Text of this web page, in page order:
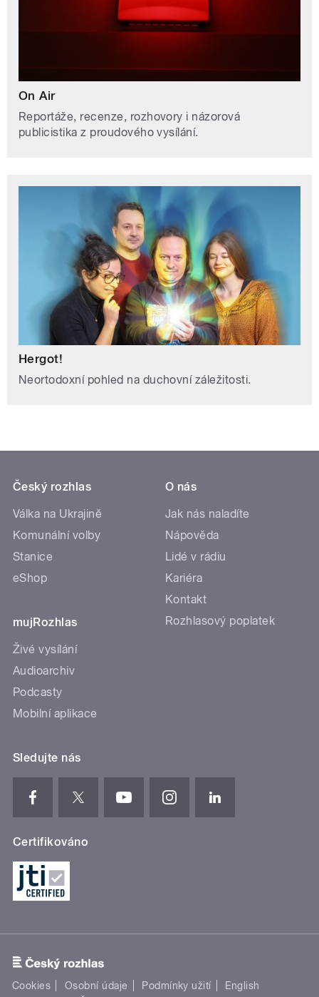
On Air
Reportáže, recenze, rozhovory i názorová
publicistika z proudového vysílání.
Hergot!
Neortodoxní pohled na duchovní záležitosti.
Český rozhlas
Válka na Ukrajině
Komunální volby
Stanice
eShop
mujRozhlas
Živé vysílání
Audioarchiv
Podcasty
Mobilní aplikace
O nás
Jak nás naladíte
Nápověda
Lidé v rádiu
Kariéra
Kontakt
Rozhlasový poplatek
Sledujte nás
Certifikováno
Cookies Osobní údaje Podmínky užití
English